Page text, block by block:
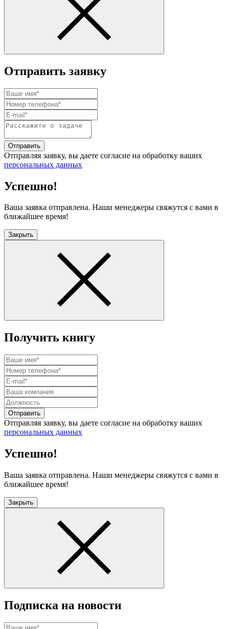
Отправить заявку
Отправить
Отправляя заявку, вы даете согласие на обработку ваших
персональных данных
Успешно!
Ваша заявка отправлена. Наши менеджеры свяжутся с вами в
ближайшее время!
Закрыть
Получить книгу
Отправить
Отправляя заявку, вы даете согласие на обработку ваших
персональных данных
Успешно!
Ваша заявка отправлена. Наши менеджеры свяжутся с вами в
ближайшее время!
Закрыть
Подписка на новости